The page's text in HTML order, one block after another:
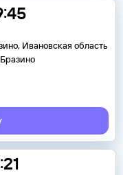
Ивановская область